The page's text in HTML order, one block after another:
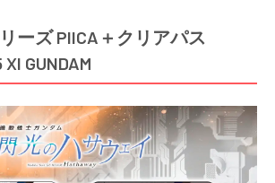
ーズ PIICA＋クリアパス
GUNDAM